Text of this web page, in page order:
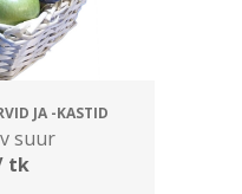
JA -KASTID
suur
tk